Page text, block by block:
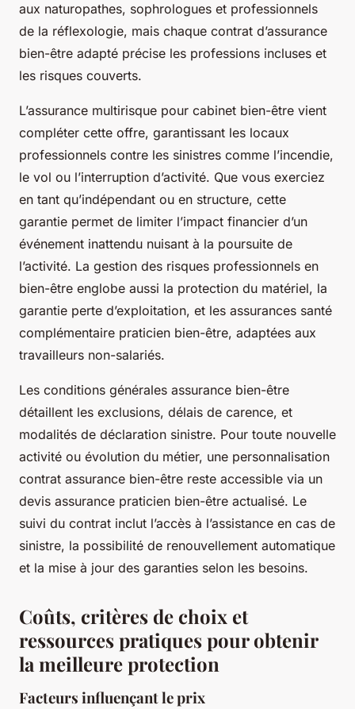
aux naturopathes, sophrologues et professionnels
de la réflexologie, mais chaque contrat d’assurance
bien-être adapté précise les professions incluses et
les risques couverts.
L’assurance multirisque pour cabinet bien-être vient
compléter cette offre, garantissant les locaux
professionnels contre les sinistres comme l’incendie,
le vol ou l’interruption d’activité. Que vous exerciez
en tant qu’indépendant ou en structure, cette
garantie permet de limiter l’impact financier d’un
événement inattendu nuisant à la poursuite de
l’activité. La gestion des risques professionnels en
bien-être englobe aussi la protection du matériel, la
garantie perte d’exploitation, et les assurances santé
complémentaire praticien bien-être, adaptées aux
travailleurs non-salariés.
Les conditions générales assurance bien-être
détaillent les exclusions, délais de carence, et
modalités de déclaration sinistre. Pour toute nouvelle
activité ou évolution du métier, une personnalisation
contrat assurance bien-être reste accessible via un
devis assurance praticien bien-être actualisé. Le
suivi du contrat inclut l’accès à l’assistance en cas de
sinistre, la possibilité de renouvellement automatique
et la mise à jour des garanties selon les besoins.
Coûts, critères de choix et
ressources pratiques pour obtenir
la meilleure protection
Facteurs influençant le prix